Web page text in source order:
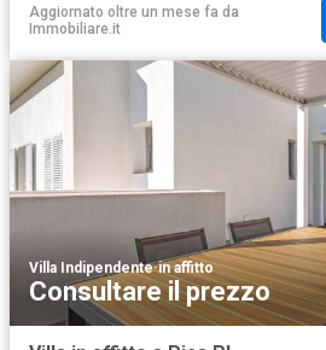
Aggiornato oltre un mese fa da
Immobiliare.it
Villa Indipendente·in affitto
Consultare il prezzo